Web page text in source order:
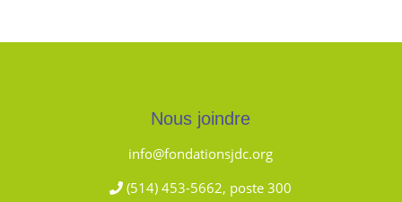
Nous joindre
info@fondationsjdc.org
(514) 453-5662, poste 300